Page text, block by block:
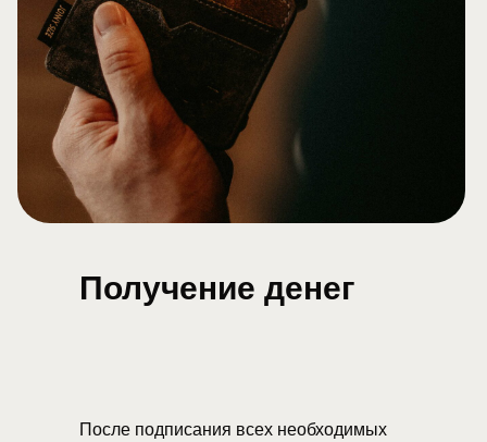
После подписания всех необходимых
Получение денег